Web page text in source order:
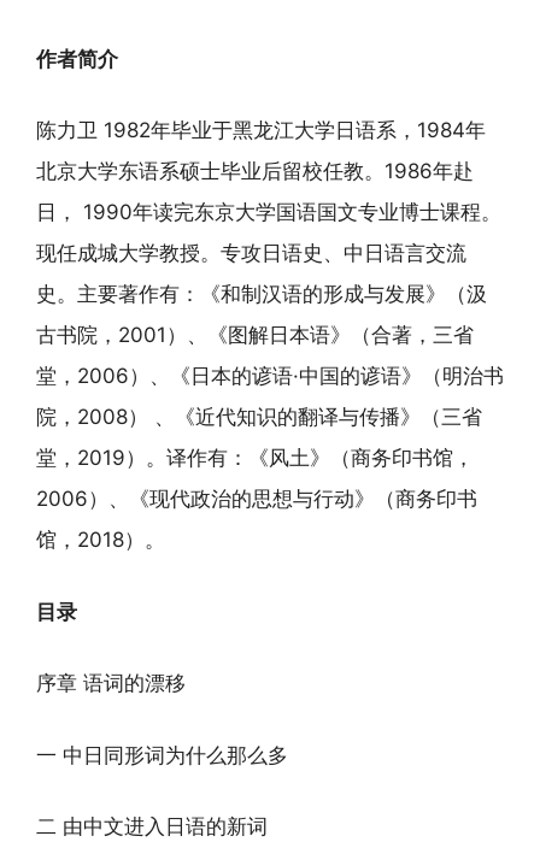
作者简介
陈力卫 1982年毕业于黑龙江大学日语系，1984年
北京大学东语系硕士毕业后留校任教。1986年赴
日， 1990年读完东京大学国语国文专业博士课程。
现任成城大学教授。专攻日语史、中日语言交流
史。主要著作有：《和制汉语的形成与发展》（汲
古书院，2001）、《图解日本语》（合著，三省
堂，2006）、《日本的谚语·中国的谚语》（明治书
院，2008） 、《近代知识的翻译与传播》（三省
堂，2019）。译作有：《风土》（商务印书馆，
2006）、《现代政治的思想与行动》（商务印书
馆，2018）。
目录
序章 语词的漂移
一 中日同形词为什么那么多
二 由中文进入日语的新词